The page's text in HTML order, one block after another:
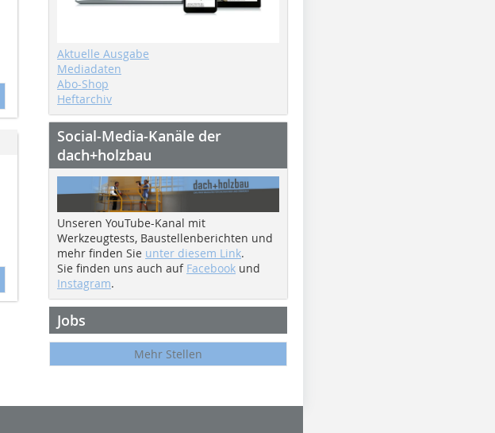
Aktuelle Ausgabe
Mediadaten
Abo-Shop
Heftarchiv
Social-Media-Kanäle der
dach+holzbau
Unseren YouTube-Kanal mit
Werkzeugtests, Baustellenberichten und
mehr finden Sie unter diesem Link.
Sie finden uns auch auf Facebook und
Instagram.
Jobs
Mehr Stellen